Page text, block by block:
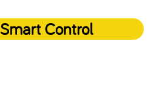
Smart Control